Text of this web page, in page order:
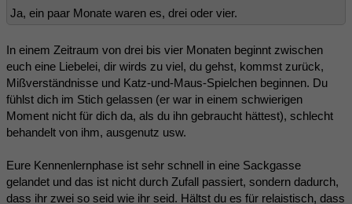
Ja, ein paar Monate waren es, drei oder vier.
In einem Zeitraum von drei bis vier Monaten beginnt zwischen
euch eine Liebelei, dir wirds zu viel, du gehst, kommst zurück,
Mißverständnisse und Katz-und-Maus-Spielchen beginnen. Du
fühlst dich im Stich gelassen (er war in einem schwierigen
Moment nicht für dich da, als du ihn gebraucht hättest), schlecht
behandelt von ihm, ausgenutz usw.
Eure Kennenlernphase ist sehr schnell in eine Sackgasse
gelandet und das ist nicht durch Zufall passiert, sondern dadurch,
dass ihr zwei so seid wie ihr seid. Hältst du es für relaistisch, dass